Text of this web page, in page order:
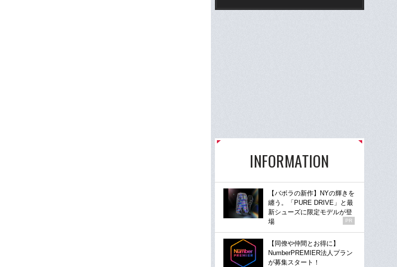
INFORMATION
【バボラの新作】NYの輝きを
纏う。「PURE DRIVE」と最
新シューズに限定モデルが登
場
PR
【同僚や仲間とお得に】
NumberPREMIER法人プラン
が募集スタート！